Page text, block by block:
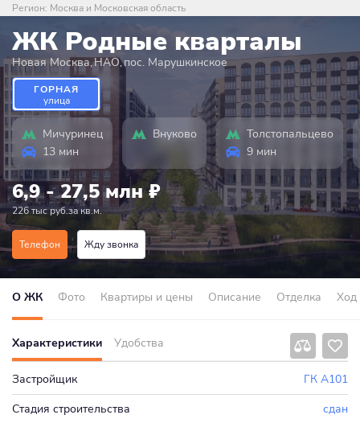
Регион: Москва и Московская область
ЖК Родные кварталы
Новая Москва,НАО,пос. Марушкинское
ГОРНАЯ
улица
Мичуринец
13 мин
Внуково
Толстопальцево
9 мин
6,9 - 27,5 млн₽
226 тыс руб.за кв.м.
Телефон Жду звонка
О ЖК Фото Квартиры и цены Описание Отделка Ход
Характеристики Удобства
Застройщик
ГК А101
Стадия строительства
сдан